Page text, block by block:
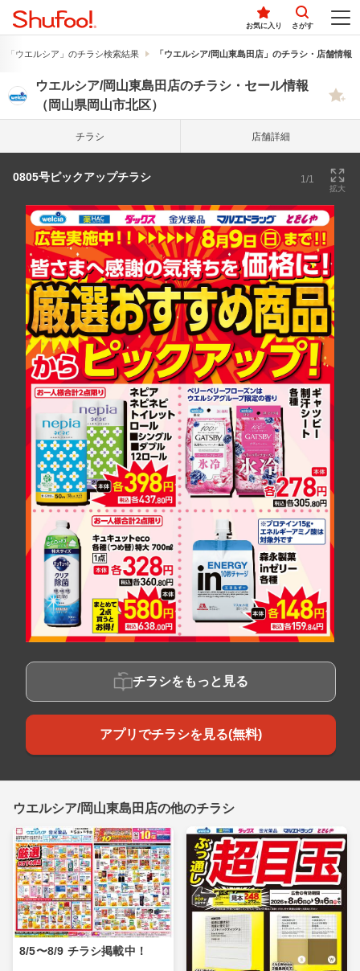
お気に入り さがす
「ウエルシア」のチラシ検索結果 「ウエルシア/岡山東島田店」のチラシ・店舗情報
ウエルシア/岡山東島田店のチラシ・セール情報
（岡山県岡山市北区）
チラシ 店舗詳細
0805号ピックアップチラシ 1/1
拡大
チラシをもっと見る
アプリでチラシを見る(無料)
ウエルシア/岡山東島田店の他のチラシ
8/5〜8/9 チラシ掲載中！